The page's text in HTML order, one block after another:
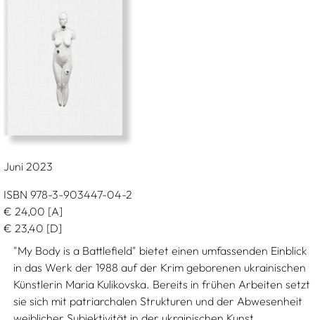
Juni 2023
ISBN 978-3-903447-04-2
€ 24,00 [A]
€ 23,40 [D]
"My Body is a Battlefield" bietet einen umfassenden Einblick
in das Werk der 1988 auf der Krim geborenen ukrainischen
Künstlerin Maria Kulikovska. Bereits in frühen Arbeiten setzt
sie sich mit patriarchalen Strukturen und der Abwesenheit